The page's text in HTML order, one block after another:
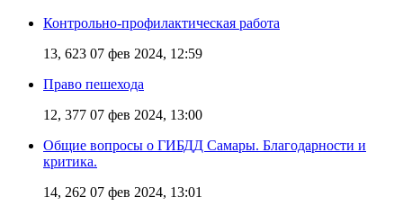
Контрольно-профилактическая работа
13, 623 07 фев 2024, 12:59
Право пешехода
12, 377 07 фев 2024, 13:00
Общие вопросы о ГИБДД Самары. Благодарности и
критика.
14, 262 07 фев 2024, 13:01